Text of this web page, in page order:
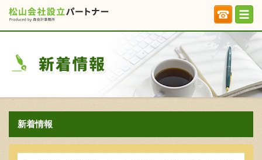
新着情報